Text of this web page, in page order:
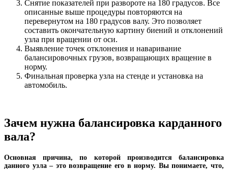
Снятие показателей при развороте на 180 градусов. Все
описанные выше процедуры повторяются на
перевернутом на 180 градусов валу. Это позволяет
составить окончательную картину биений и отклонений
узла при вращении от оси.
Выявление точек отклонения и наваривание
балансировочных грузов, возвращающих вращение в
норму.
Финальная проверка узла на стенде и установка на
автомобиль.
Зачем нужна балансировка карданного
вала?
Основная причина, по которой производится балансировка
данного узла – это возвращение его в норму. Вы понимаете, что,